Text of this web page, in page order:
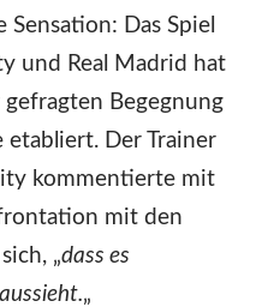
Das Spiel
und Real Madrid hat
Begegnung
etabliert. Der Trainer
kommentierte mit
mit den
„dass es
„